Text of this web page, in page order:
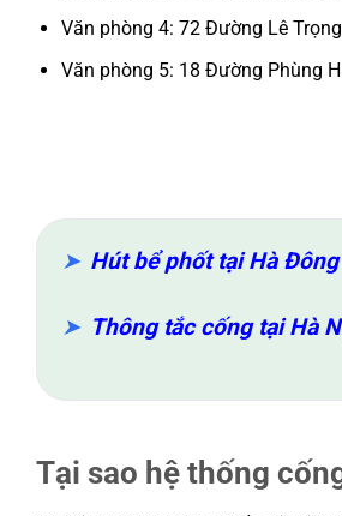
Văn phòng 4: 72 Đường Lê
Văn phòng 5: 18 Đường Phùng
Hút bể phốt tại Hà Đông
Thông tắc cống tại Hà
Tại sao hệ thống